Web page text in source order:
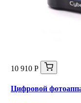
10 910 Р
Цифровой